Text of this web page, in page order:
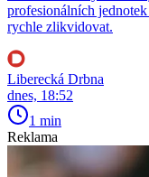
profesionálních
rychle zlikvidovat.
Liberecká Drbna
dnes, 18:52
1 min
Reklama